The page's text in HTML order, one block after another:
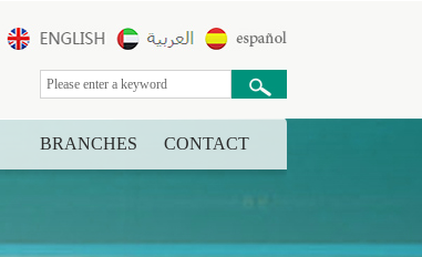
BRANCHES CONTACT